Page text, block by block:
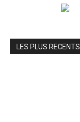
LES PLUS RECENTS